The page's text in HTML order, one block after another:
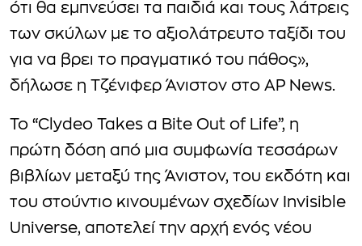
ότι θα εμπνεύσει τα παιδιά και τους λάτρεις
των σκύλων με το αξιολάτρευτο ταξίδι του
για να βρει το πραγματικό του πάθος»,
δήλωσε η Τζένιφερ Άνιστον στο AP News.
Το “Clydeo Takes a Bite Out of Life”, η
πρώτη δόση από μια συμφωνία τεσσάρων
βιβλίων μεταξύ της Άνιστον, του εκδότη και
του στούντιο κινουμένων σχεδίων Invisible
Universe, αποτελεί την αρχή ενός νέου